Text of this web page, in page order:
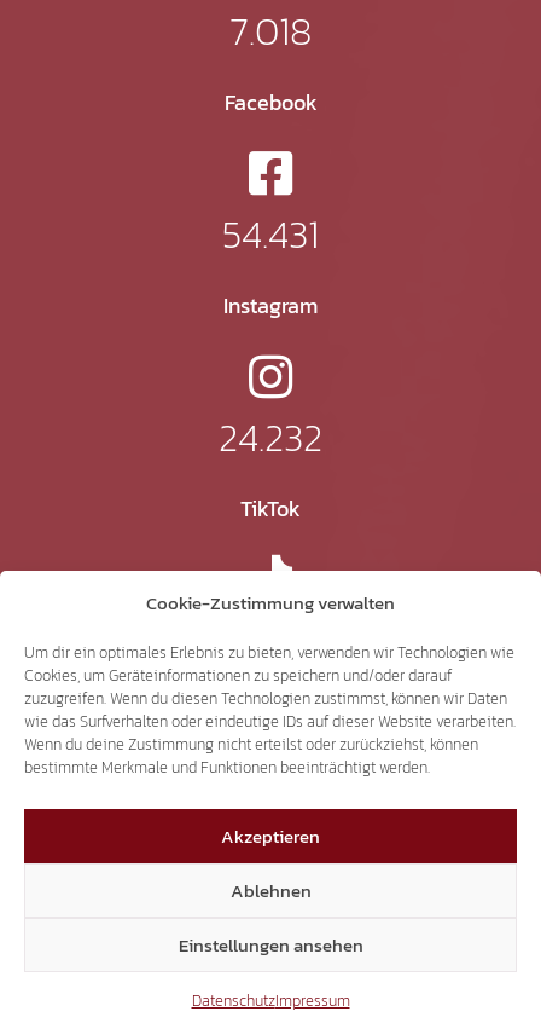
Cookie-Zustimmung verwalten
Um dir ein optimales Erlebnis zu bieten, verwenden wir Technologien wie
Cookies, um Geräteinformationen zu speichern und/oder darauf
zuzugreifen. Wenn du diesen Technologien zustimmst, können wir Daten
wie das Surfverhalten oder eindeutige IDs auf dieser Website verarbeiten.
Wenn du deine Zustimmung nicht erteilst oder zurückziehst, können
bestimmte Merkmale und Funktionen beeinträchtigt werden.
Akzeptieren
Ablehnen
Einstellungen ansehen
DatenschutzImpressum
7.018
Facebook
54.431
Instagram
24.232
TikTok
41.370
X
3.507